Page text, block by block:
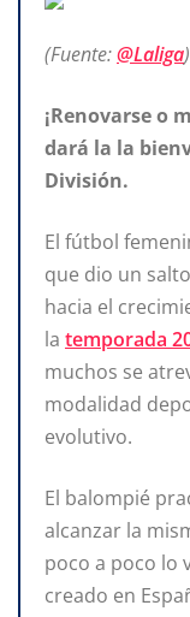
(Fuente:@Laliga)
¡Renovarse o
dará la la
División.
El fútbol
que dio un
hacia el
la temporada
muchos se
modalidad
evolutivo.
El balompié
alcanzar la
poco a poco lo
creado en